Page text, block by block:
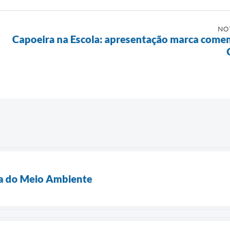
Capoeira na Escola: apresentação marca
do Meio Ambiente